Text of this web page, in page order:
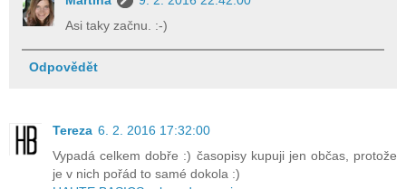
Asi taky začnu. :-)
Odpovědět
Tereza 6. 2. 2016 17:32:00
Vypadá celkem dobře :) časopisy kupuji jen občas, protože
je v nich pořád to samé dokola :)